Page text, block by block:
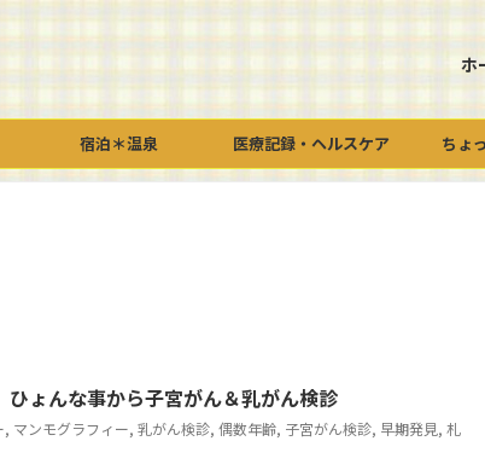
ホ
宿泊＊温泉 医療記録・ヘルスケア ちょ
ひょんな事から子宮がん＆乳がん検診
, マンモグラフィー, 乳がん検診, 偶数年齢, 子宮がん検診, 早期発見, 札